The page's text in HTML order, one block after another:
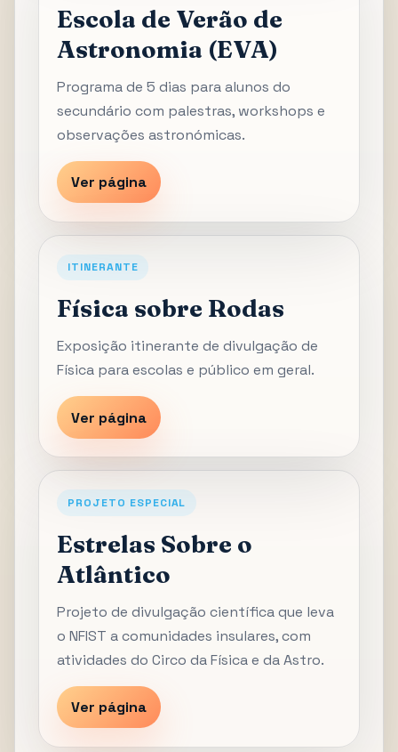
Escola de Verão de
Astronomia (EVA)
Programa de 5 dias para alunos do
secundário com palestras, workshops e
observações astronómicas.
Ver página
ITINERANTE
Física sobre Rodas
Exposição itinerante de divulgação de
Física para escolas e público em geral.
Ver página
PROJETO ESPECIAL
Estrelas Sobre o
Atlântico
Projeto de divulgação científica que leva
o NFIST a comunidades insulares, com
atividades do Circo da Física e da Astro.
Ver página